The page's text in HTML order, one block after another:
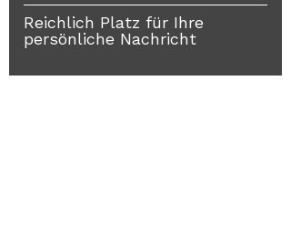
Reichlich Platz für Ihre
persönliche Nachricht